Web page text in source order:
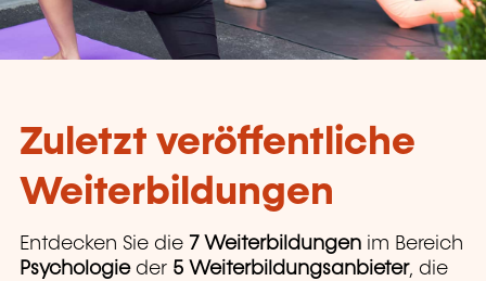
Zuletzt veröffentliche
Weiterbildungen
Entdecken Sie die 7 Weiterbildungen im Bereich
Psychologieder 5 Weiterbildungsanbieter, die